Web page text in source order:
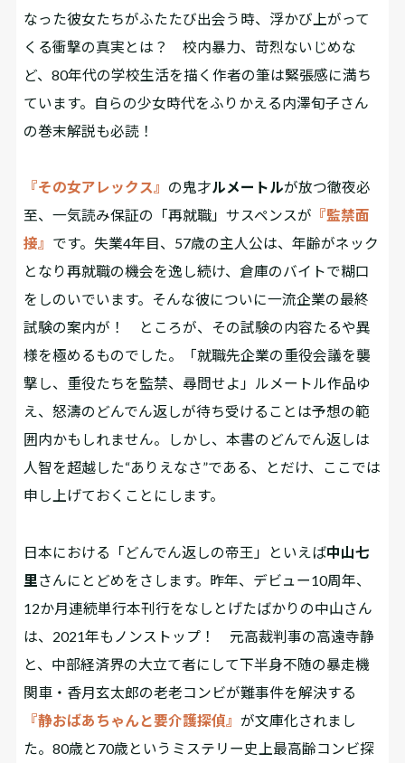
なった彼女たちがふたたび出会う時、浮かび上がって
くる衝撃の真実とは？ 校内暴力、苛烈ないじめな
ど、80年代の学校生活を描く作者の筆は緊張感に満ち
ています。自らの少女時代をふりかえる内澤旬子さん
の巻末解説も必読！
『その女アレックス』 の鬼才ルメートルが放つ徹夜必
至、一気読み保証の「再就職」サスペンスが 『監禁面
接』 です。失業4年目、57歳の主人公は、年齢がネック
となり再就職の機会を逸し続け、倉庫のバイトで糊口
をしのいでいます。そんな彼についに一流企業の最終
試験の案内が！ ところが、その試験の内容たるや異
様を極めるものでした。「就職先企業の重役会議を襲
撃し、重役たちを監禁、尋問せよ」――ルメートル作品ゆ
え、怒濤のどんでん返しが待ち受けることは予想の範
囲内かもしれません。しかし、本書のどんでん返しは
人智を超越した“ありえなさ”である、とだけ、ここでは
申し上げておくことにします。
日本における「どんでん返しの帝王」といえば中山七
里さんにとどめをさします。昨年、デビュー10周年、
12か月連続単行本刊行をなしとげたばかりの中山さん
は、2021年もノンストップ！ 元高裁判事の高遠寺静
と、中部経済界の大立て者にして下半身不随の暴走機
関車・香月玄太郎の老老コンビが難事件を解決する
『静おばあちゃんと要介護探偵』が文庫化されまし
た。80歳と70歳というミステリー史上最高齢コンビ探